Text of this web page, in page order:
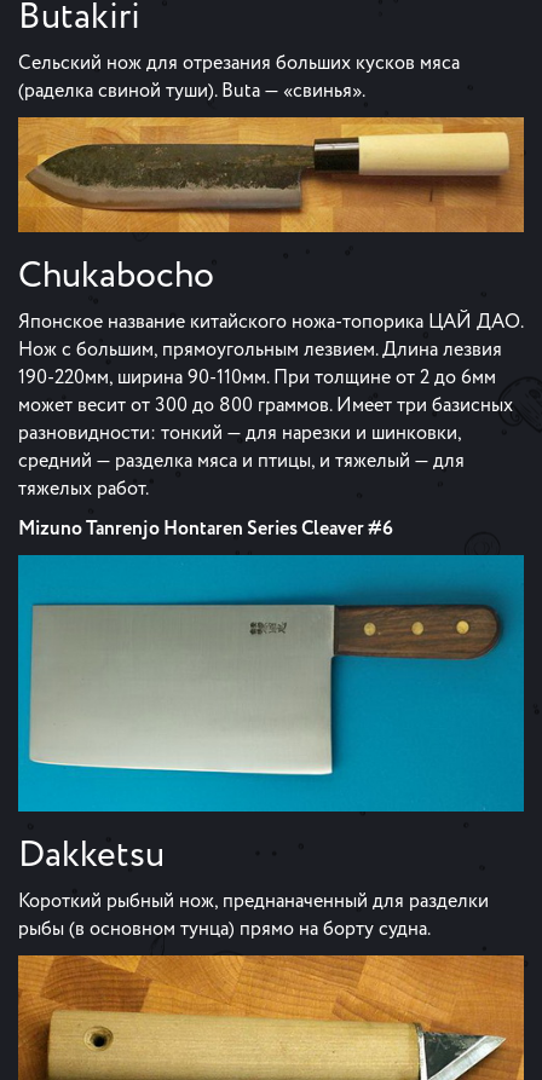
Butakiri
Сельский нож для отрезания больших кусков мяса
(раделка свиной туши). Buta — «свинья».
Chukabocho
Японское название китайского ножа-топорика ЦАЙ ДАО.
Нож с большим, прямоугольным лезвием. Длина лезвия
190-220мм, ширина 90-110мм. При толщине от 2 до 6мм
может весит от 300 до 800 граммов. Имеет три базисных
разновидности: тонкий — для нарезки и шинковки,
средний — разделка мяса и птицы, и тяжелый — для
тяжелых работ.
Mizuno Tanrenjo Hontaren Series Cleaver #6
Dakketsu
Короткий рыбный нож, преднаначенный для разделки
рыбы (в основном тунца) прямо на борту судна.